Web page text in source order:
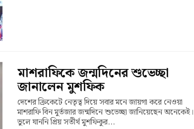
মাশরাফিকে জন্মদিনের শুভেচ্ছা
জানালেন মুশফিক
দেশের ক্রিকেটে নেতৃত্ব দিয়ে সবার মনে জায়গা করে নেওয়া
মাশরাফি বিন মুর্তজার জন্মদিনে শুভেচ্ছা জানিয়েছেন অনেকেই।
ভুলে যাননি প্রিয় সতীর্থ মুশফিকুর...